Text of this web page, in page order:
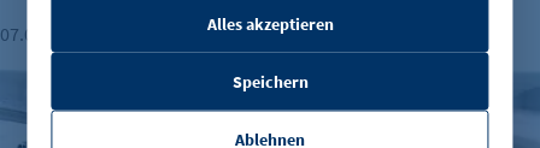
etracker Sitzungs-Cookie
Alles akzeptieren
Ablehnen
Speichern
07.08.2026 Lesezeit: 1 Minute
Deutsche Elektro- und Digitalindustrie im Plus